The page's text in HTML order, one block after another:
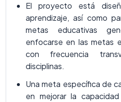
El proyecto está
aprendizaje, así como
metas educativas
enfocarse en las metas
con frecuencia
disciplinas.
Una meta específica de
en mejorar la